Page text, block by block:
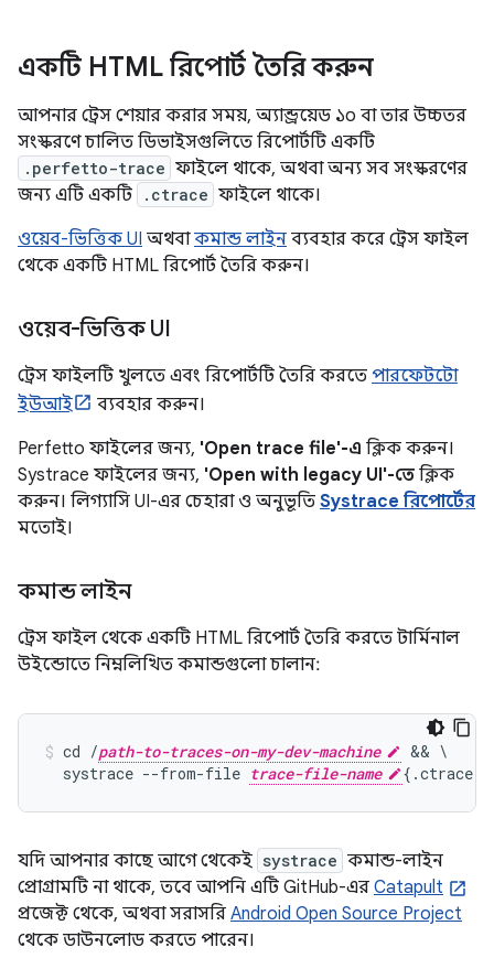
একটি HTML রিপোর্ট তৈরি করুন
আপনার ট্রেস শেয়ার করার সময়, অ্যান্ড্রয়েড ১০ বা তার উচ্চতর
সংস্করণে চালিত ডিভাইসগুলিতে রিপোর্টটি একটি
.perfetto-trace ফাইলে থাকে, অথবা অন্য সব সংস্করণের
জন্য এটি একটি
.ctrace ফাইলে থাকে।
ওয়েব-ভিত্তিক UI অথবাকমান্ড লাইন ব্যবহার করে ট্রেস ফাইল
থেকে একটি HTML রিপোর্ট তৈরি করুন।
ওয়েব-ভিত্তিক UI
ট্রেস ফাইলটি খুলতে এবং রিপোর্টটি তৈরি করতে পারফেটটো
ইউআই
ব্যবহার করুন।
Perfetto ফাইলের জন্য, 'Open trace file'-এ ক্লিক করুন।
Systrace ফাইলের জন্য, 'Open with legacy UI'-তে ক্লিক
করুন। লিগ্যাসি UI-এর চেহারা ও অনুভূতি Systrace রিপোর্টের
মতোই।
কমান্ড লাইন
ট্রেস ফাইল থেকে একটি HTML রিপোর্ট তৈরি করতে টার্মিনাল
উইন্ডোতে নিম্নলিখিত কমান্ডগুলো চালান:
cd /path-to-traces-on-my-dev-machine
&& \
  systrace --from-file
trace-file-name {.ctrace
যদি আপনার কাছে আগে থেকেই systrace কমান্ড-লাইন
প্রোগ্রামটি না থাকে, তবে আপনি এটি GitHub-এর Catapult
প্রজেক্ট থেকে, অথবা সরাসরি Android Open Source Project
থেকে ডাউনলোড করতে পারেন।